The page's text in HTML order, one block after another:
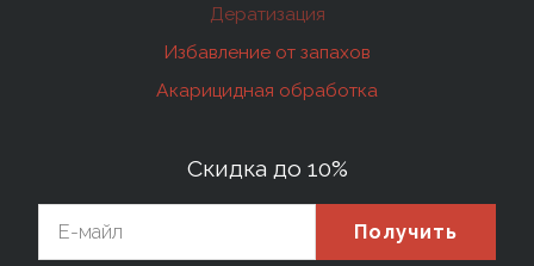
Дератизация
Избавление от запахов
Акарицидная обработка
Скидка до 10%
Получить